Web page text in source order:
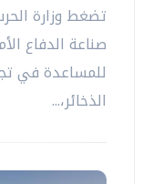
تضغط وزارة
صناعة الدفاع
للمساعدة في
الذخائر،...